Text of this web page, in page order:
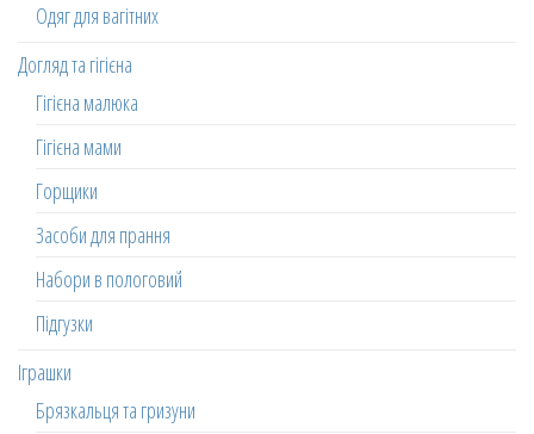
Одяг для вагітних
Догляд та гігієна
Гігієна малюка
Гігієна мами
Горщики
Засоби для прання
Набори в пологовий
Підгузки
Іграшки
Брязкальця та гризуни